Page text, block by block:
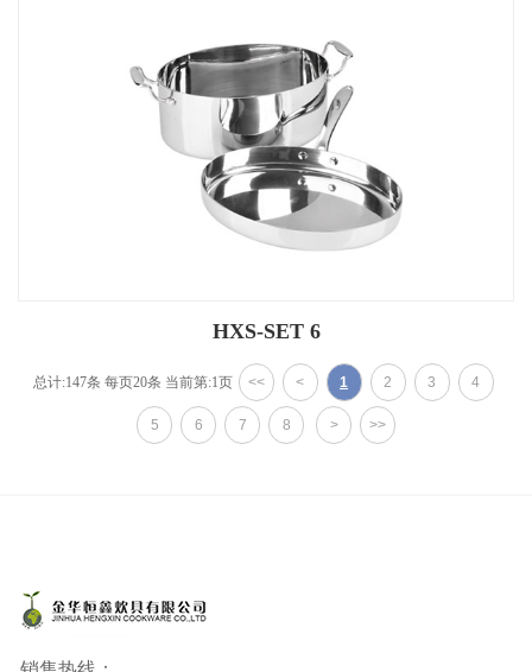
HXS-SET 6
总计:147条 每页20条 当前第:1页 << < 1 2 3 4
5 6 7 8 > >>